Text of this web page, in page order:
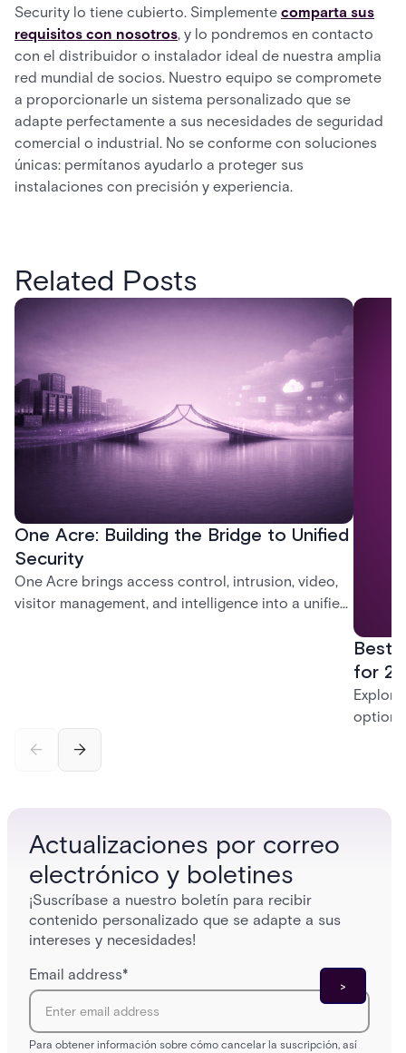
Security lo tiene cubierto. Simplemente comparta sus
requisitos con nosotros, y lo pondremos en contacto
con el distribuidor o instalador ideal de nuestra amplia
red mundial de socios. Nuestro equipo se compromete
a proporcionarle un sistema personalizado que se
adapte perfectamente a sus necesidades de seguridad
comercial o industrial. No se conforme con soluciones
únicas: permítanos ayudarlo a proteger sus
instalaciones con precisión y experiencia.
Related Posts
One Acre: Building the Bridge to Unified
Security
One Acre brings access control, intrusion, video,
visitor management, and intelligence into a unified
Best
for
Actualizaciones por correo
electrónico y boletines
¡Suscríbase a nuestro boletín para recibir
contenido personalizado que se adapte a sus
intereses y necesidades!
Email address*
Para obtener información sobre cómo cancelar la suscripción, así